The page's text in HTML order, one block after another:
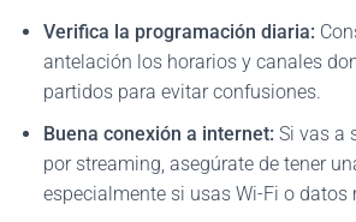
Verifica la programación diaria:
antelación los horarios y canales
partidos para evitar confusiones.
Buena conexión a internet: Si vas a
por streaming, asegúrate de tener
especialmente si usas Wi-Fi o datos